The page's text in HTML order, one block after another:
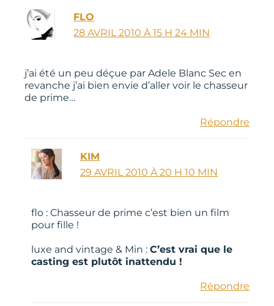
FLO
28 AVRIL 2010 À 15 H 24 MIN
j’ai été un peu déçue par Adele Blanc Sec en
revanche j’ai bien envie d’aller voir le chasseur
de prime…
Répondre
KIM
29 AVRIL 2010 À 20 H 10 MIN
flo : Chasseur de prime c’est bien un film
pour fille !
luxe and vintage & Min : C’est vrai que le
casting est plutôt inattendu !
Répondre